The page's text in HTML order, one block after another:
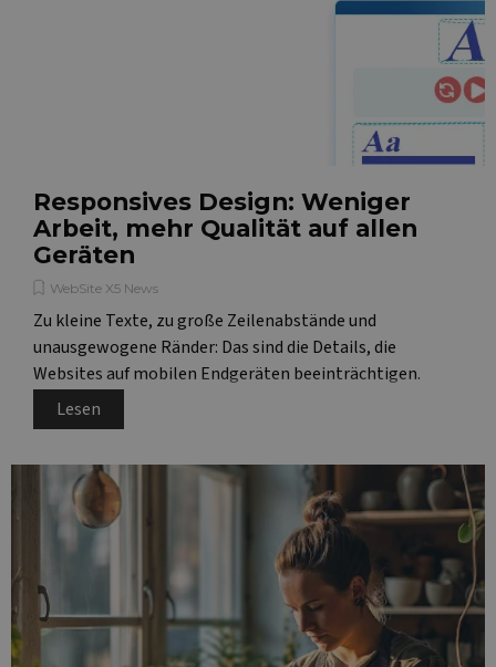
Responsives Design: Weniger
Arbeit, mehr Qualität auf allen
Geräten
WebSite X5 News
Zu kleine Texte, zu große Zeilenabstände und
unausgewogene Ränder: Das sind die Details, die
Websites auf mobilen Endgeräten beeinträchtigen.
Lesen